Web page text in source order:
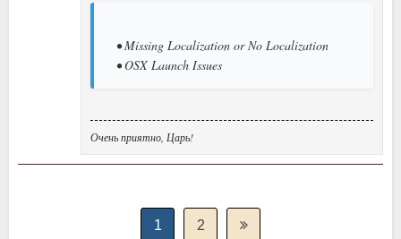
• Missing Localization or No Localization
• OSX Launch Issues
Очень приятно, Царь!
1 2